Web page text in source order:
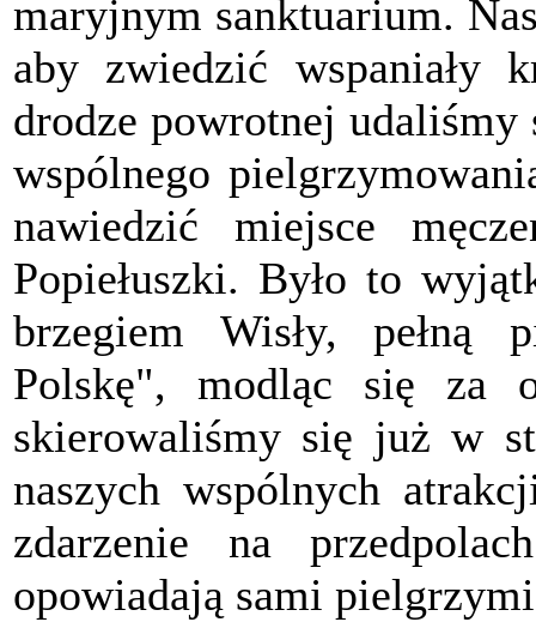
maryjnym sanktuarium.
aby zwiedzić wspaniały
drodze powrotnej udaliśmy
wspólnego
nawiedzić miejsce
Popiełuszki. Było to
brzegiem Wisły, pełną
Polskę", modląc się za
skierowaliśmy się już w
naszych wspólnych
zdarzenie na
opowiadają sami